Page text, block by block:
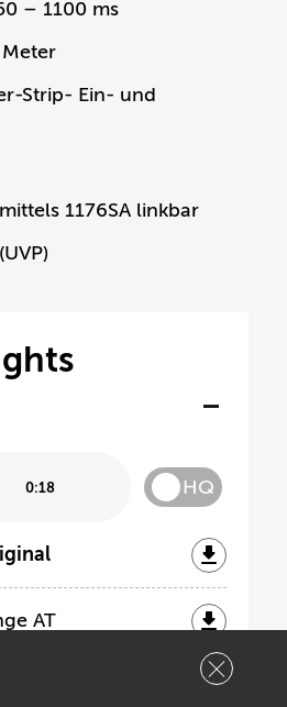
– 1100 ms
Strip- Ein- und
1176SA linkbar
0:18 HQ
AT